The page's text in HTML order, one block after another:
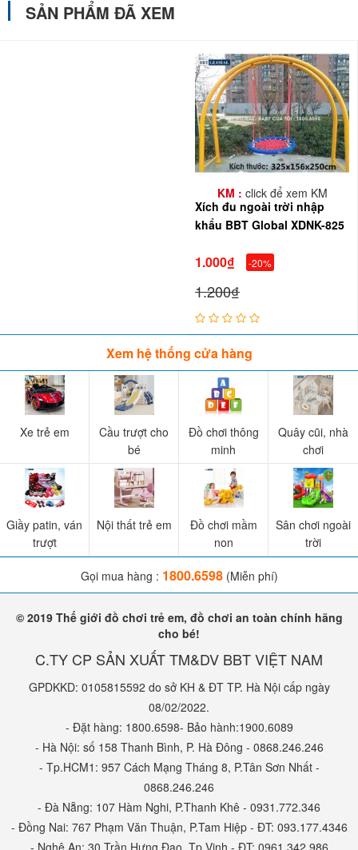
SẢN PHẨM ĐÃ XEM
KM : click để xem KM
Xích đu ngoài trời nhập
khẩu BBT Global XDNK-825
1.000₫ -20%
1.200₫
Xem hệ thống cửa hàng
Xe trẻ em
Cầu trượt cho
bé
Đồ chơi thông
minh
Quây cũi, nhà
chơi
Giầy patin, ván
trượt
Nội thất trẻ em
Đồ chơi mầm
non
Sân chơi ngoài
trời
Gọi mua hàng : 1800.6598(Miễn phí)
© 2019 Thế giới đồ chơi trẻ em, đồ chơi an toàn chính hãng
cho bé!
C.TY CP SẢN XUẤT TM&DV BBT VIỆT NAM
GPDKKD: 0105815592 do sở KH & ĐT TP. Hà Nội cấp ngày
08/02/2022.
- Đặt hàng: 1800.6598- Bảo hành:1900.6089
- Hà Nội: số 158 Thanh Bình, P. Hà Đông - 0868.246.246
- Tp.HCM1: 957 Cách Mạng Tháng 8, P.Tân Sơn Nhất -
0868.246.246
- Đà Nẵng: 107 Hàm Nghi, P.Thanh Khê - 0931.772.346
- Đồng Nai: 767 Phạm Văn Thuận, P.Tam Hiệp - ĐT: 093.177.4346